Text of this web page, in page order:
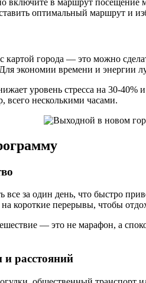
включите в маршрут
оптимальный маршрут и
города — это можно
экономии времени и энергии
уровень стресса на 30-
несколькими часами.
за один день, что быстро
короткие перерывы, чтобы
— это не марафон, а
расстояний